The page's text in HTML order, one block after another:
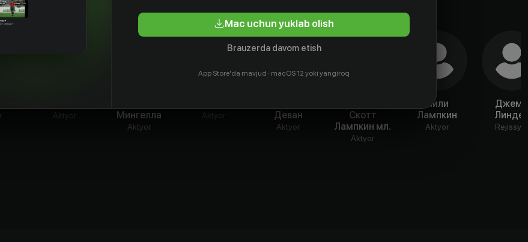
Aktyor
Мингелла
Aktyor
Aktyor
Деван
Aktyor
Скотт
Лампкин мл.
Aktyor
Лили
Лампкин
Aktyor
Джеми
Rejissyor
Mac uchun yuklab olish
Brauzerda davom etish
App Store'da mavjud · macOS 12 yoki yangiroq